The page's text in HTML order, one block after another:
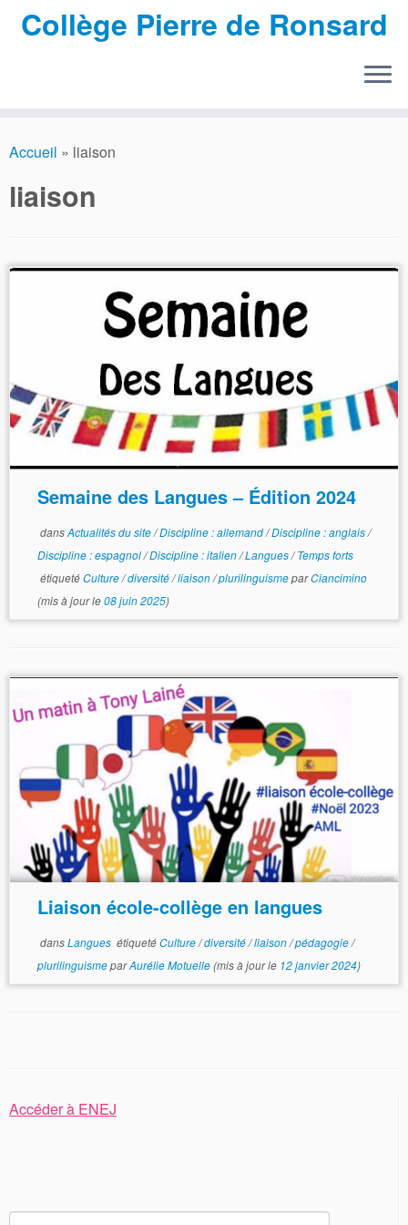
au
Collège Pierre de Ronsard
Accueil » liaison
liaison
Semaine des Langues – Édition 2024
dansActualités du site/Discipline : allemand/Discipline : anglais/
Discipline : espagnol/Discipline : italien/Langues/Temps forts
étiquetéCulture/diversité/liaison/plurilinguismeparCiancimino
(mis à jour le08 juin 2025)
Liaison école-collège en langues
dansLangues étiquetéCulture/diversité/liaison/pédagogie/
plurilinguismeparAurélie Motuelle(mis à jour le 12 janvier 2024)
Accéder à ENEJ